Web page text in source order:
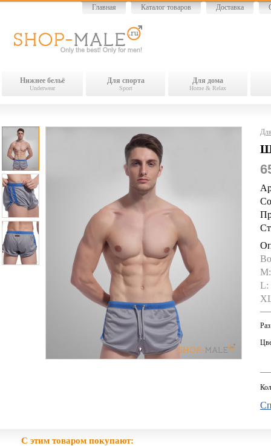
Главная Каталог товаров Доставка
Нижнее бельё
Underwear
Для спорта
Sport
Для дома
Home & Relax
L:
С этим товаром покупают: